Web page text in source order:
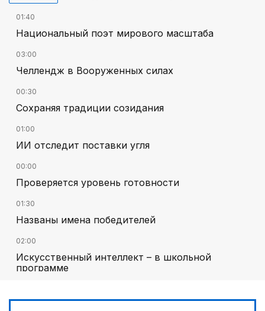
01:40
Национальный поэт мирового масштаба
03:00
Челлендж в Вооруженных силах
00:30
Сохраняя традиции созидания
01:00
ИИ отследит поставки угля
00:00
Проверяется уровень готовности
01:30
Названы имена победителей
02:00
Искусственный интеллект – в школьной
программе